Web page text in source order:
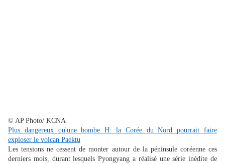
© AP Photo/ KCNA
Plus dangereux qu'une bombe H: la Corée du Nord pourrait faire
exploser le volcan Paektu
Les tensions ne cessent de monter autour de la péninsule coréenne ces
derniers mois, durant lesquels Pyongyang a réalisé une série inédite de